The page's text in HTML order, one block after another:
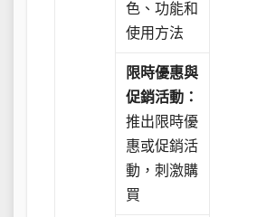
色、功能和
使用方法
限時優惠與
促銷活動：
推出限時優
惠或促銷活
動，刺激購
買